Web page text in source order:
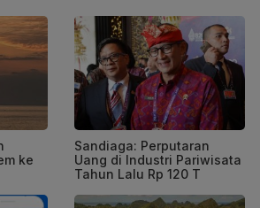
ke
Sandiaga: Perputaran
Uang di Industri Pariwisata
Tahun Lalu Rp 120 T